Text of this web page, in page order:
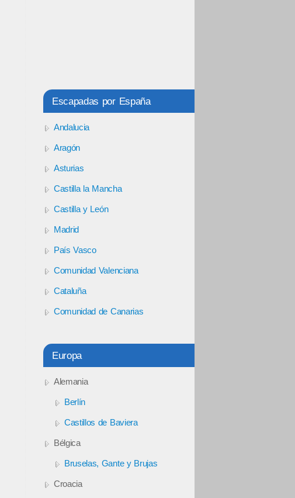
Escapadas por España
Andalucia
Aragón
Asturias
Castilla la Mancha
Castilla y León
Madrid
País Vasco
Comunidad Valenciana
Cataluña
Comunidad de Canarias
Europa
Alemania
Berlín
Castillos de Baviera
Bélgica
Bruselas, Gante y Brujas
Croacia